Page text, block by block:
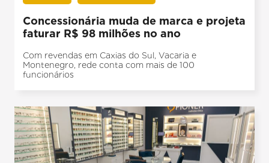
Concessionária muda de marca e projeta
faturar R$ 98 milhões no ano
Com revendas em Caxias do Sul, Vacaria e
Montenegro, rede conta com mais de 100
funcionários